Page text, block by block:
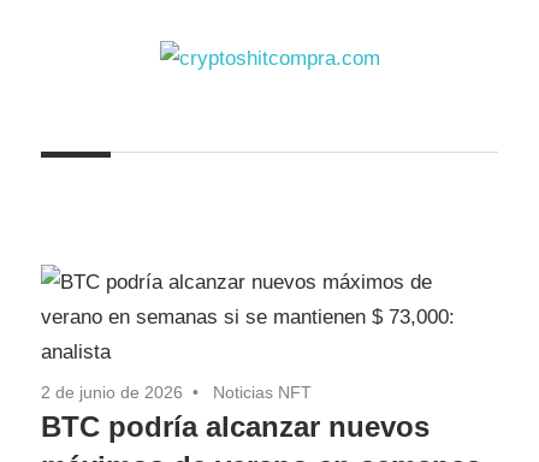
2 de junio de 2026 Noticias NFT
BTC podría alcanzar nuevos